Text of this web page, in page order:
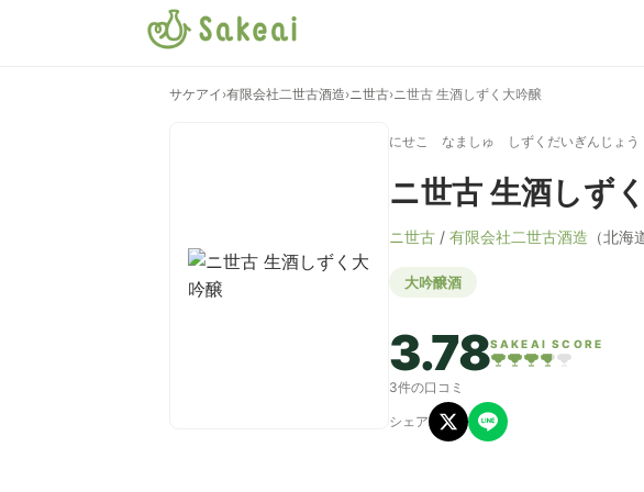
サケアイ ›有限会社二世古酒造›ニ世古›ニ世古 生酒しずく大吟醸
にせこ なましゅ しずくだいぎんじょう
ニ世古 生酒しず
ニ世古 / 有限会社二世古酒造 （北海
大吟醸酒
3.78SAKEAI SCORE
3件の口コミ
シェア